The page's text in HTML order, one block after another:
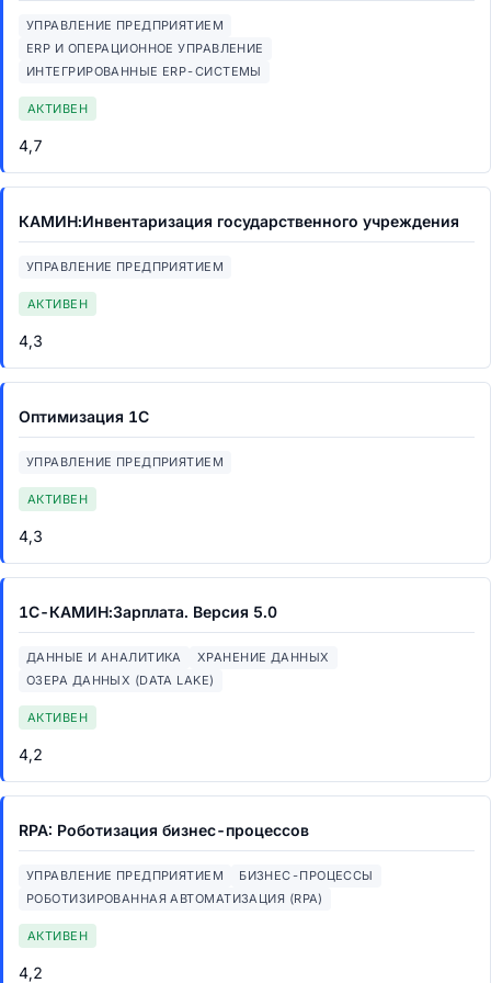
УПРАВЛЕНИЕ ПРЕДПРИЯТИЕМ
ERP И ОПЕРАЦИОННОЕ УПРАВЛЕНИЕ
ИНТЕГРИРОВАННЫЕ ERP-СИСТЕМЫ
АКТИВЕН
4,7
КАМИН:Инвентаризация государственного учреждения
УПРАВЛЕНИЕ ПРЕДПРИЯТИЕМ
АКТИВЕН
4,3
Оптимизация 1С
УПРАВЛЕНИЕ ПРЕДПРИЯТИЕМ
АКТИВЕН
4,3
1С-КАМИН:Зарплата. Версия 5.0
ДАННЫЕ И АНАЛИТИКА
ХРАНЕНИЕ ДАННЫХ
ОЗЕРА ДАННЫХ (DATA LAKE)
АКТИВЕН
4,2
RPA: Роботизация бизнес-процессов
УПРАВЛЕНИЕ ПРЕДПРИЯТИЕМ
БИЗНЕС-ПРОЦЕССЫ
РОБОТИЗИРОВАННАЯ АВТОМАТИЗАЦИЯ (RPA)
АКТИВЕН
4,2